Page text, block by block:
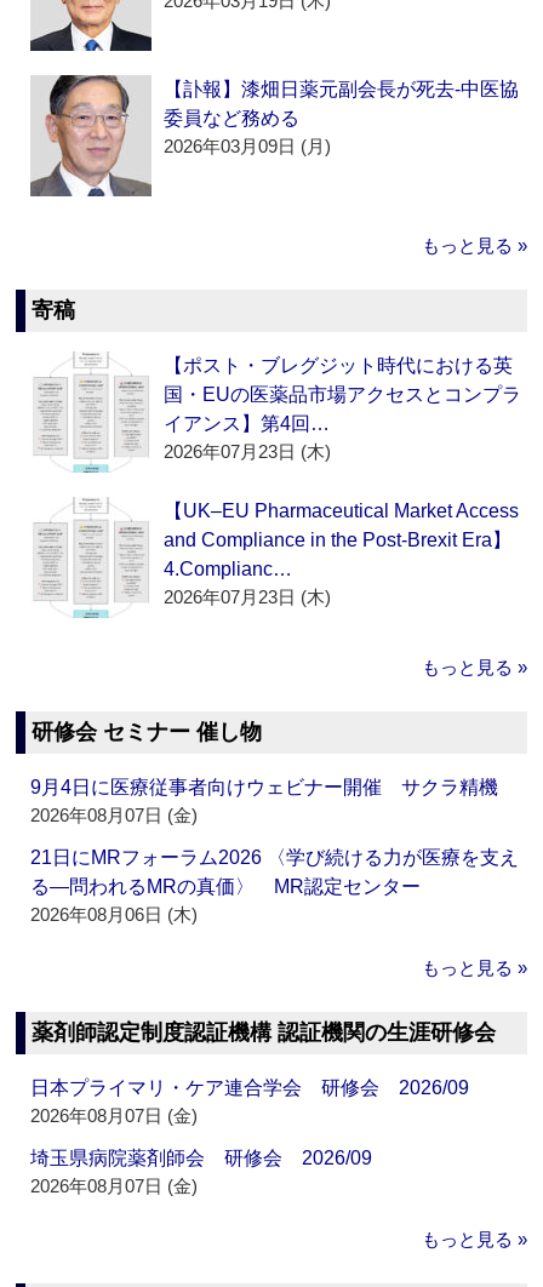
【訃報】漆畑日薬元副会長が死去‐中医協
委員など務める
2026年03月09日 (月)
もっと見る »
寄稿
【ポスト・ブレグジット時代における英
国・EUの医薬品市場アクセスとコンプラ
イアンス】第4回…
2026年07月23日 (木)
【UK–EU Pharmaceutical Market Access
and Compliance in the Post-Brexit Era】
4.Complianc…
2026年07月23日 (木)
もっと見る »
研修会 セミナー 催し物
9月4日に医療従事者向けウェビナー開催 サクラ精機
2026年08月07日 (金)
21日にMRフォーラム2026 〈学び続ける力が医療を支え
る―問われるMRの真価〉 MR認定センター
2026年08月06日 (木)
もっと見る »
薬剤師認定制度認証機構 認証機関の生涯研修会
日本プライマリ・ケア連合学会 研修会 2026/09
2026年08月07日 (金)
埼玉県病院薬剤師会 研修会 2026/09
2026年08月07日 (金)
もっと見る »